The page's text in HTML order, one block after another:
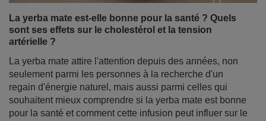
pour la santé et comment cette infusion peut influer sur le
fonctionnement quotidien. Son rôle potentiel dans la
santé cardiaque suscite également un intérêt croissant,
en particulier son impact sur le taux de cholestérol et la
tension artérielle. Il n'est donc pas surprenant que, ces
dernières années, la yerba mate ait fait l'objet de
nombreuses études scientifiques.